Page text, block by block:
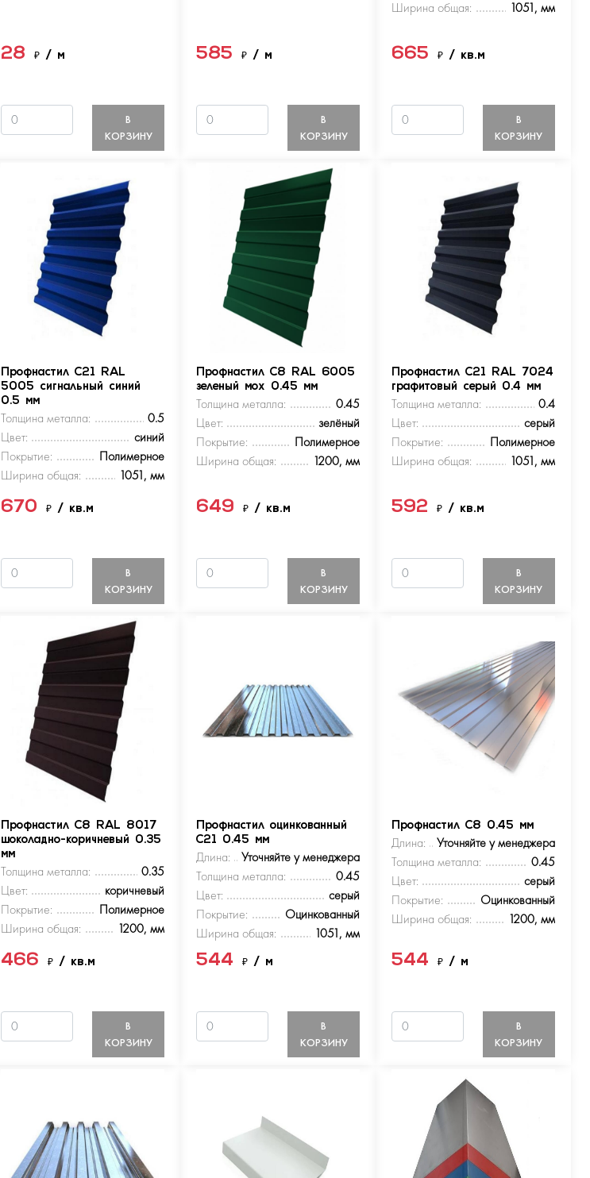
28₽/ м
В
КОРЗИНУ
585₽/ м
В
КОРЗИНУ
Ширина общая:
1051, мм
665 ₽ / кв.м
В
КОРЗИНУ
Профнастил С21 RAL
5005 сигнальный синий
0.5 мм
Толщина металла:
0.5
Цвет:
синий
Покрытие:
Полимерное
Ширина общая:
1051, мм
670₽/ кв.м
В
КОРЗИНУ
Профнастил С8 RAL 6005
зеленый мох 0.45 мм
Толщина металла:
0.45
Цвет:
зелёный
Покрытие:
Полимерное
Ширина общая:
1200, мм
649₽/ кв.м
В
КОРЗИНУ
Профнастил С21 RAL 7024
графитовый серый 0.4 мм
Толщина металла:
0.4
Цвет:
серый
Покрытие:
Полимерное
Ширина общая:
1051, мм
592 ₽ / кв.м
В
КОРЗИНУ
Профнастил С8 RAL 8017
шоколадно-коричневый 0.35
мм
Толщина металла:
0.35
Цвет:
коричневый
Покрытие:
Полимерное
Ширина общая:
1200, мм
466₽/ кв.м
В
КОРЗИНУ
Профнастил оцинкованный
С21 0.45 мм
Длина:
Уточняйте у менеджера
Толщина металла:
0.45
Цвет:
серый
Покрытие:
Оцинкованный
Ширина общая:
1051, мм
544₽/ м
В
КОРЗИНУ
Профнастил С8 0.45 мм
Длина:
Уточняйте у менеджера
Толщина металла:
0.45
Цвет:
серый
Покрытие:
Оцинкованный
Ширина общая:
1200, мм
544 ₽ / м
В
КОРЗИНУ